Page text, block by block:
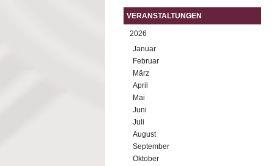
VERANSTALTUNGEN
2026
Januar
Februar
März
April
Mai
Juni
Juli
August
September
Oktober